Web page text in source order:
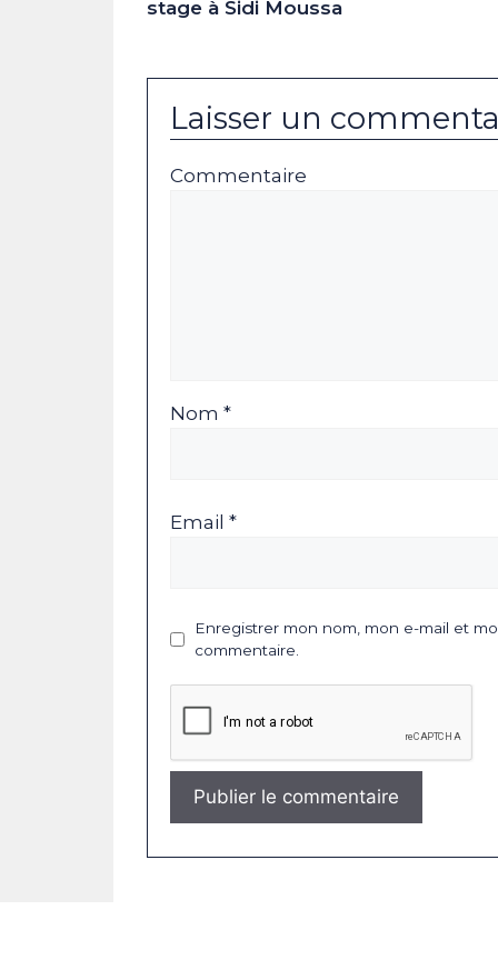
stage à Sidi Moussa
Laisser un
Commentaire
Nom *
Email *
Enregistrer mon nom, mon e-mail et
commentaire.